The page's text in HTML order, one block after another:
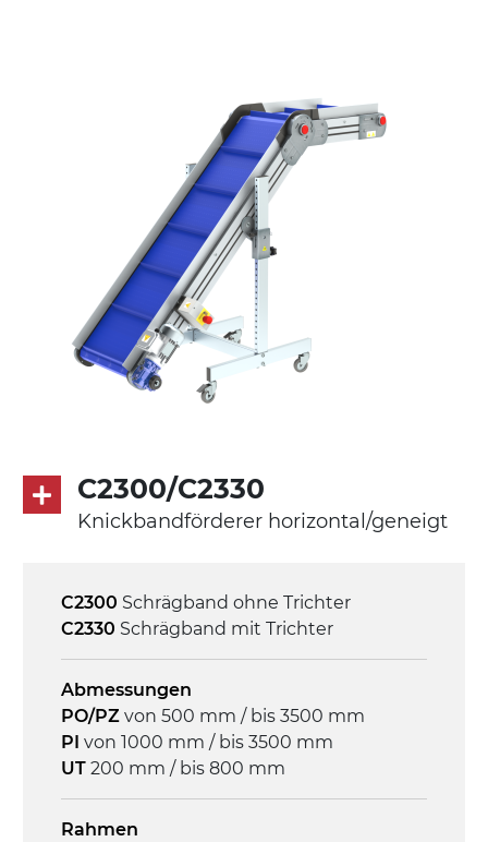
ausziehbare Elemente mit Scharnieren
aus druckgegossener Alu-Legierung,
Beine aus verzinktem Metallrohr,
Schwenkräder mit/ohne Bremse (2+2)
Förderfläche
mit Gliedern aus PP Oberfläche blau
Rippen aus PP
direkt, Zug (linke Seite),
Untersetzungsgetriebe mit Kupplung, 3-
phasiger Asynchronmotor für
Geschwindigkeit
4,6 m/Minute
Steuerung
On/Off, E-Stopp, Motor-
Überlastungsschutz
C2300/C2330
Knickbandförderer horizontal/geneigt
C2300 Schrägband ohne Trichter
C2330 Schrägband mit Trichter
Abmessungen
PO/PZ von 500 mm / bis 3500 mm
PI von 1000 mm / bis 3500 mm
UT 200 mm / bis 800 mm
Rahmen